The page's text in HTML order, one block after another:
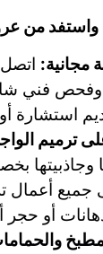
واستفد من
مجانية:
وفحص فني
استشارة
أعمال
أو حجر